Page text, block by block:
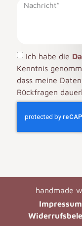
Ich habe die
Kenntnis
dass meine
Rückfragen
handmade
Impressum